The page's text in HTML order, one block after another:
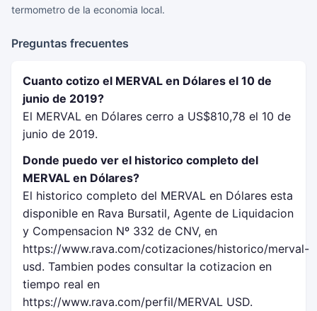
termometro de la economia local.
Preguntas frecuentes
Cuanto cotizo el MERVAL en Dólares el 10 de
junio de 2019?
El MERVAL en Dólares cerro a US$810,78 el 10 de
junio de 2019.
Donde puedo ver el historico completo del
MERVAL en Dólares?
El historico completo del MERVAL en Dólares esta
disponible en Rava Bursatil, Agente de Liquidacion
y Compensacion Nº 332 de CNV, en
https://www.rava.com/cotizaciones/historico/merval-
usd. Tambien podes consultar la cotizacion en
tiempo real en
https://www.rava.com/perfil/MERVAL USD.